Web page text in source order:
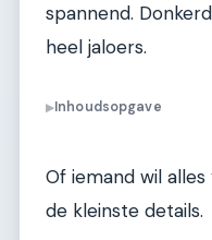
spannend.
heel jaloers.
▶Inhoudsopgave
Of iemand wil
de kleinste details.